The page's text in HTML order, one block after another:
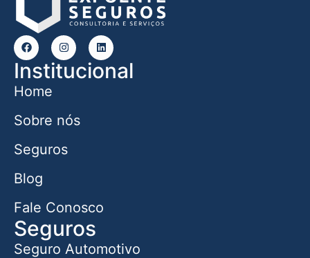
Institucional
Home
Sobre nós
Seguros
Blog
Fale Conosco
Seguros
Seguro Automotivo